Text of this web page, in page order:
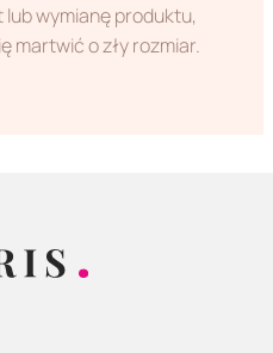
wymianę produktu,
martwić o zły rozmiar.